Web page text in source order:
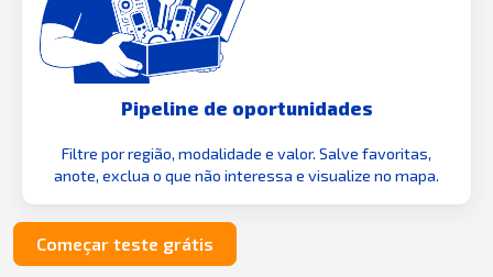
Pipeline de oportunidades
Filtre por região, modalidade e valor. Salve favoritas,
anote, exclua o que não interessa e visualize no mapa.
Começar teste grátis